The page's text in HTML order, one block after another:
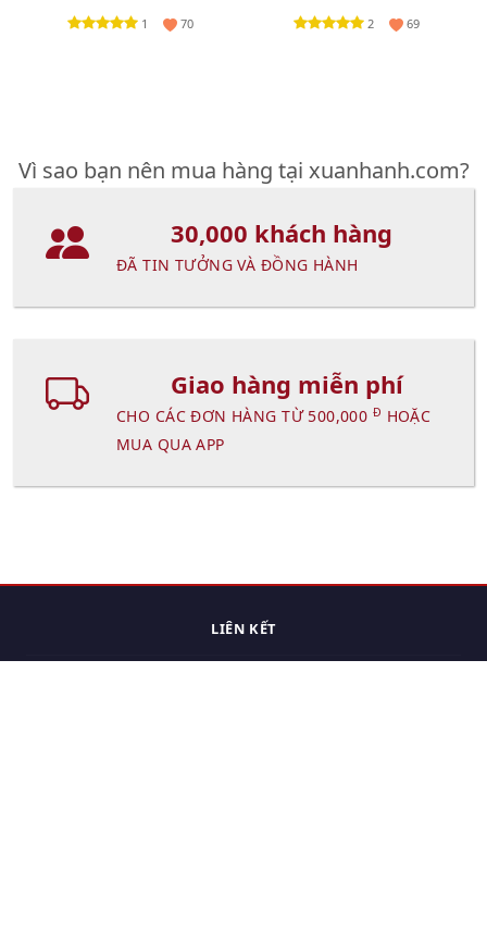
1 70
nhiên (New)
2 69
Vì sao bạn nên mua hàng tại xuanhanh.com?
30,000 khách hàng
ĐÃ TIN TƯỞNG VÀ ĐỒNG HÀNH
Giao hàng miễn phí
CHO CÁC ĐƠN HÀNG TỪ 500,000 Đ HOẶC
MUA QUA APP
LIÊN KẾT